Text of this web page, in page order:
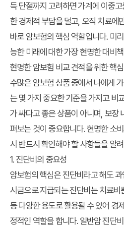
득 단절까지 고려하면 가계에 이중
한 경제적 부담을 덜고, 오직 치료에
바로 암보험의 핵심 역할입니다. 미
능한 미래에 대한 가장 현명한 대비
현명한 암보험 비교 견적을 위한 핵
수많은 암보험 상품 중에서 나에게
는 몇 가지 중요한 기준을 가지고 비
가 싸다고 좋은 상품이 아니며, 보장
펴보는 것이 중요합니다. 현명한 소
시 반드시 확인해야 할 사항들을 알
1. 진단비의 중요성
암보험의 핵심은 진단비라고 해도
시금으로 지급되는 진단비는 치료비
등 다양한 용도로 활용될 수 있어 경
정적인 역할을 합니다. 일반암 진단